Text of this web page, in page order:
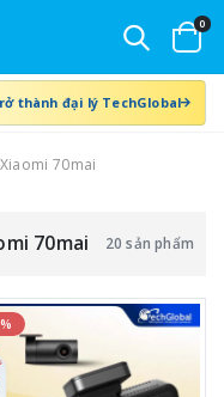
0
thành đại lý TechGlobal
70mai
70mai 20 sản phẩm